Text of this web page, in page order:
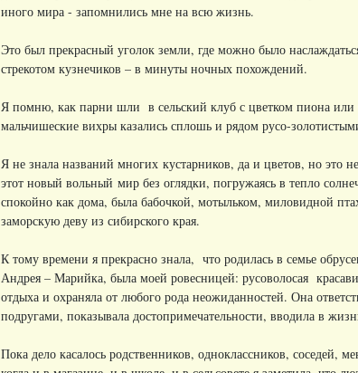
иного мира - запомнились мне на всю жизнь.
Это был прекрасный уголок земли, где можно было
стрекотом кузнечиков – в минуты ночных похождений.
Я помню, как парни шли в сельский клуб с цветком пиона
мальчишеские вихры казались сплошь и рядом русо-
Я не знала названий многих кустарников, да и цветов, но это
этот новый вольный мир без оглядки, погружаясь в тепло
спокойно как дома, была бабочкой, мотыльком, миловидной
заморскую деву из сибирского края.
К тому времени я прекрасно знала, что родилась в семье
Андрея – Марийка, была моей ровесницей: русоволосая
отдыха и охраняла от любого рода неожиданностей. Она
подругами, показывала достопримечательности, вводила в
Пока дело касалось родственников, одноклассников,